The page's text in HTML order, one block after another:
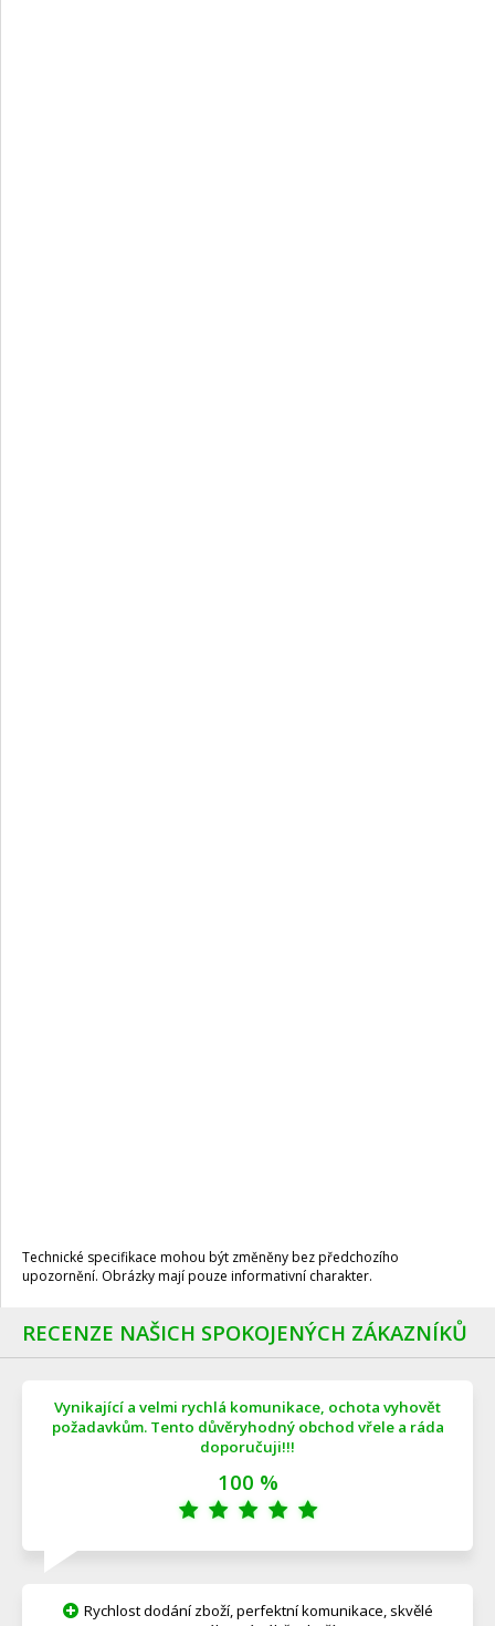
Technické specifikace mohou být změněny bez předchozího
upozornění. Obrázky mají pouze informativní charakter.
RECENZE NAŠICH SPOKOJENÝCH ZÁKAZNÍKŮ
Vynikající a velmi rychlá komunikace, ochota vyhovět
požadavkům. Tento důvěryhodný obchod vřele a ráda
doporučuji!!!
100 %
Rychlost dodání zboží, perfektní komunikace, skvělé